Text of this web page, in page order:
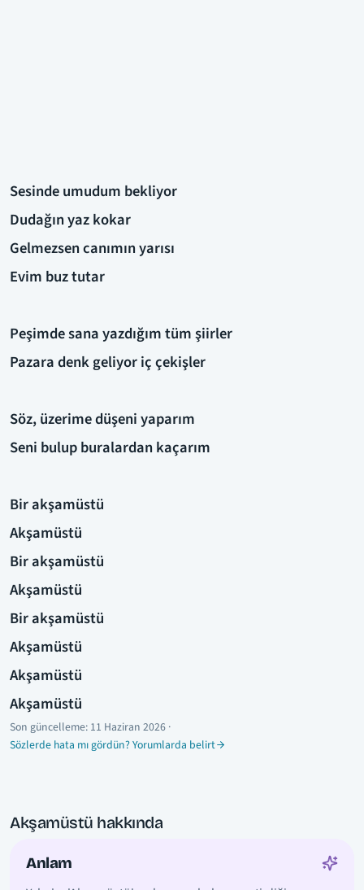
Sesinde umudum bekliyor
Dudağın yaz kokar
Gelmezsen canımın yarısı
Evim buz tutar
Peşimde sana yazdığım tüm şiirler
Pazara denk geliyor iç çekişler
Söz, üzerime düşeni yaparım
Seni bulup buralardan kaçarım
Bir akşamüstü
Akşamüstü
Bir akşamüstü
Akşamüstü
Bir akşamüstü
Akşamüstü
Akşamüstü
Akşamüstü
Son güncelleme: 11 Haziran 2026 ·
Sözlerde hata mı gördün? Yorumlarda belirt
Akşamüstü hakkında
Anlam